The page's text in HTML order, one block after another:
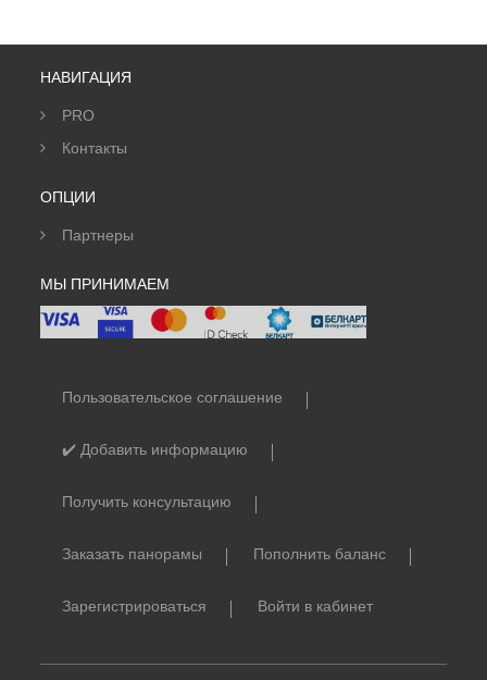
НАВИГАЦИЯ
PRO
Контакты
ОПЦИИ
Партнеры
МЫ ПРИНИМАЕМ
Пользовательское соглашение
✔️ Добавить информацию
Получить консультацию
Заказать панорамы Пополнить баланс
Зарегистрироваться Войти в кабинет